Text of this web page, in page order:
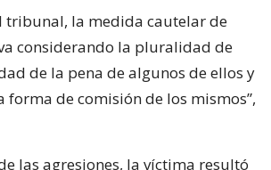
tribunal, la medida cautelar de
considerando la pluralidad de
de la pena de algunos de ellos y
forma de comisión de los mismos”,
las agresiones, la víctima resultó